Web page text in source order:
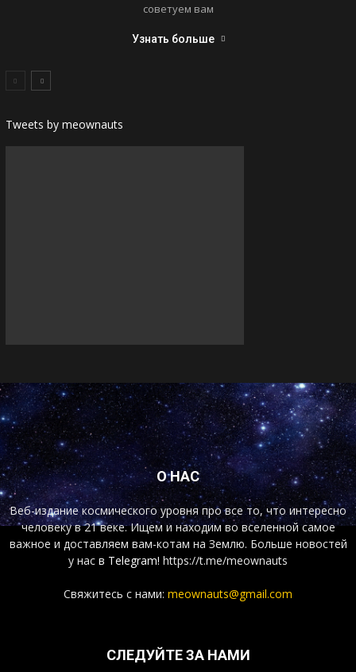
советуем вам
Узнать больше
Tweets by meownauts
О НАС
Веб-издание космического уровня про все то, что интересно
человеку в 21 веке. Ищем и находим во вселенной самое
важное и доставляем вам-котам на Землю. Больше новостей
у нас в Telegram! https://t.me/meownauts
Свяжитесь с нами: meownauts@gmail.com
СЛЕДУЙТЕ ЗА НАМИ